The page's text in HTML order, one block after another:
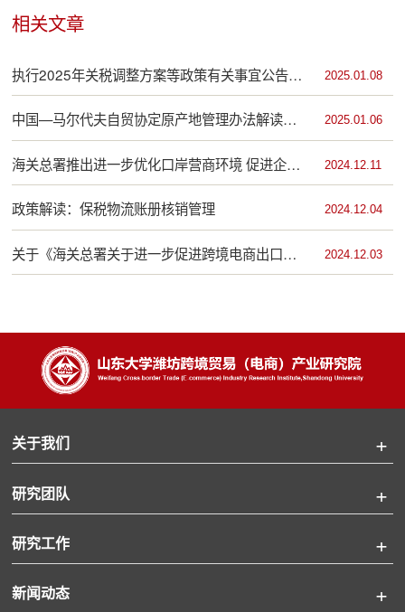
相关文章
执行2025年关税调整方案等政策有关事宜公告的
解读
2025.01.08
中国—马尔代夫自贸协定原产地管理办法解读来
啦
2025.01.06
海关总署推出进一步优化口岸营商环境 促进企业
通关便利十六条措施
2024.12.11
政策解读：保税物流账册核销管理 2024.12.04
关于《海关总署关于进一步促进跨境电商出口发
展的公告》的政策解读
2024.12.03
关于我们
研究团队
研究工作
新闻动态